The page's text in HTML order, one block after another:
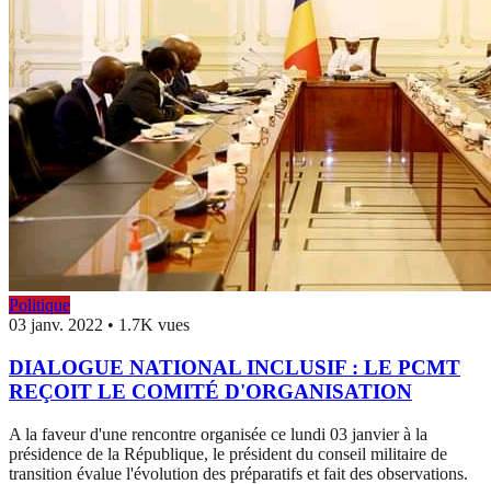
Politique
03 janv. 2022 • 1.7K vues
DIALOGUE NATIONAL INCLUSIF : LE PCMT
REÇOIT LE COMITÉ D'ORGANISATION
A la faveur d'une rencontre organisée ce lundi 03 janvier à la
présidence de la République, le président du conseil militaire de
transition évalue l'évolution des préparatifs et fait des observations.